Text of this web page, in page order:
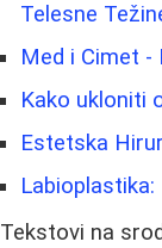
Telesne
Med i Cimet -
Kako ukloniti
Estetska
Tekstovi na